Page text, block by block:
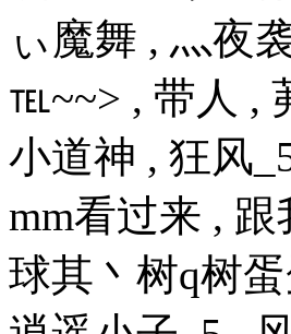
ぃ魔舞 , 灬夜
℡~~> , 带人 ,
小道神 , 狂风
mm看过来 ,
球其丶树q树